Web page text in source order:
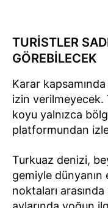
TURİSTLER
GÖREBİLECEK
Karar
izin verilmeyecek.
koyu yalnızca
platformundan
Turkuaz denizi,
gemiyle
noktaları